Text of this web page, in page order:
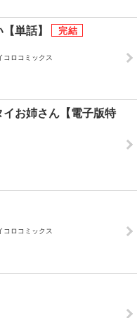
単話】
コロコミックス
イお姉さん【電子版特
コロコミックス